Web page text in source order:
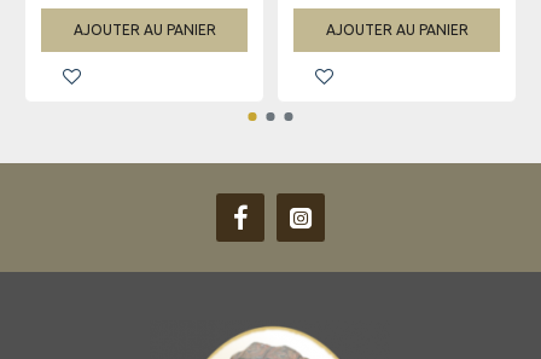
AJOUTER AU PANIER AJOUTER AU PANIER